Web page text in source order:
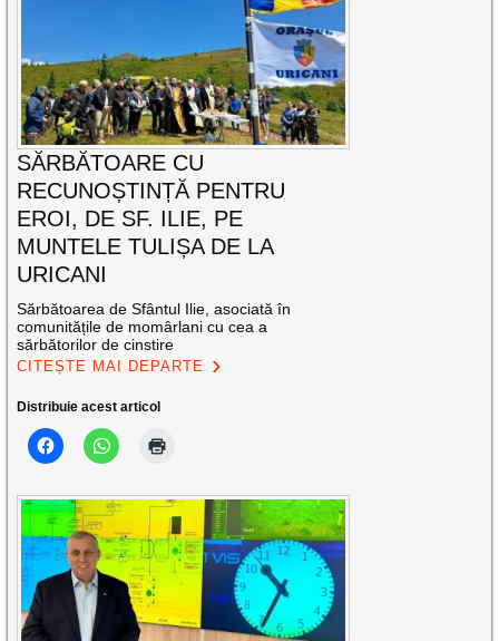
SĂRBĂTOARE CU
RECUNOȘTINȚĂ PENTRU
EROI, DE SF. ILIE, PE
MUNTELE TULIȘA DE LA
URICANI
Sărbătoarea de Sfântul Ilie, asociată în
comunitățile de momârlani cu cea a
sărbătorilor de cinstire
CITEȘTE MAI DEPARTE
Distribuie acest articol